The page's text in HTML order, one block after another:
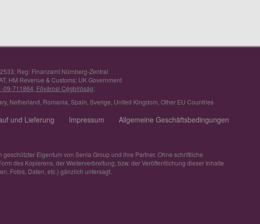
Reg: Finanzamt Nürnberg-Zentral
HM Revenue & Customs; UK Government
09-711864, Fővárosi Cégbíróság;
, Netherland, Romania,Spain,Sverige, United Kingdom,Other EU Countries
und Lieferung Impressum
Allgemeine Geschäftsbedingungen
Eigentum von Senia Group und ihre Partner. Ohne schriftliche
des Kopierens, der Weiterverbreitung, bzw. der Veröffentlichung dieser Inhalte
Fotos, Daten, etc.) gänzlich untersagt.